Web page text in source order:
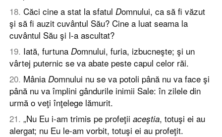
18. Căci cine a stat la sfatul Domnului, ca să fi văzut
şi să fi auzit cuvântul Său? Cine a luat seama la
cuvântul Său şi l-a ascultat?
19. Iată, furtuna Domnului, furia, izbucneşte; şi un
vârtej puternic se va abate peste capul celor răi.
20. Mânia Domnului nu se va potoli până nu va face şi
până nu va împlini gândurile inimii Sale: în zilele din
urmă o veţi înţelege lămurit.
21. „Nu Eu i-am trimis pe profeţii aceştia, totuşi ei au
alergat; nu Eu le-am vorbit, totuşi ei au profeţit.